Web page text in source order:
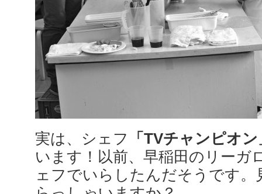
実は、シェフ
「TVチャンピオン
います！以前、早稲田のリーガ
ェフでいらしたんだそうです